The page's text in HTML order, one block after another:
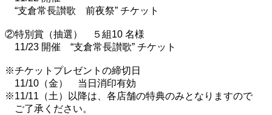
“支倉常長讃歌 前夜祭” チケット
②特別賞（抽選） ５組10 名様
11/23 開催 “支倉常長讃歌” チケット
※チケットプレゼントの締切日
11/10（金） 当日消印有効
※11/11（土）以降は、各店舗の特典のみとなりますので
ご了承ください。